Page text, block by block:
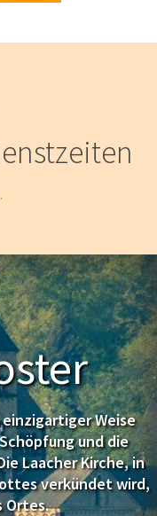
Weise
und die
Laacher Kirche, in
verkündet wird,
Ortes.